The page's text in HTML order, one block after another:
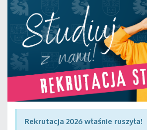
Rekrutacja 2026 właśnie ruszyła!